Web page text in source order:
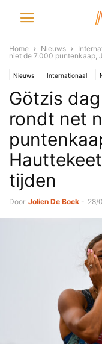
Home Nieuws
niet de 7.000 puntenkaap,
Nieuws Internationaal
Götzis
rondt net
tijden
Door Jolien De Bock - 28/